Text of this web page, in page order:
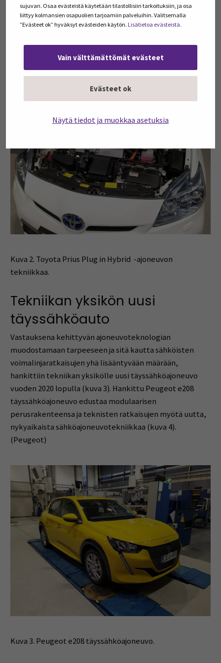
sujuvan. Osaa evästeistä käytetään tilastollisiin tarkoituksiin, ja osa
liittyy kolmansien osapuolien tarjoamiin palveluihin. Valitsemalla
”Evästeet ok” hyväksyt evästeiden käytön. Lisätietoa evästeistä.
Vain välttämättömät evästeet
Evästeet ok
Näytä tiedot ja muokkaa asetuksia
iso joukko tekniikan ammattilaisia. Automalli oli
hankintahetkellä ensimmäisiä pistokeladattavia
edelleen, hyvin paikkaansa tämän teknologian
opetuksessa (Kuva 2).
Kuva 2. Toyota Prius Plug in Hybrid -ajoneuvon
tekniikkaa.
Tekniikan yksikön uusi
täyssähköauto
Vastauksena kehittyvän ajoneuvoteknologian
muodostamaan tarpeeseen ja sitä kautta sähköisten
voimalinjaratkaisujen yhä lisääntyvään määrään,
hankittiin tekniikan yksikölle uusi täyssähköajoneuvo
vuoden 2020 lopulla (kuva 3). Hankittu Peugeot e208
täyssähköajoneuvo edustaa modulaarisen
perusrakenteensa ja teknisten ratkaisujen myötä uutta,
nykyaikaista sähköajoneuvotekniikkaa (kuva 4).
(Peugeot)
Kuva 3. Peugeot e208 täyssähköajoneuvo.